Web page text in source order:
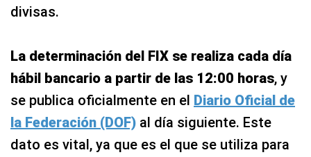
divisas.
La determinación del FIX se realiza cada día
hábil bancario a partir de las 12:00 horas, y
se publica oficialmente en el Diario Oficial de
la Federación (DOF) al día siguiente. Este
dato es vital, ya que es el que se utiliza para